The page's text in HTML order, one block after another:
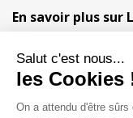
En savoir plus sur
Nos engagements
Shop-
Händler zugelassen